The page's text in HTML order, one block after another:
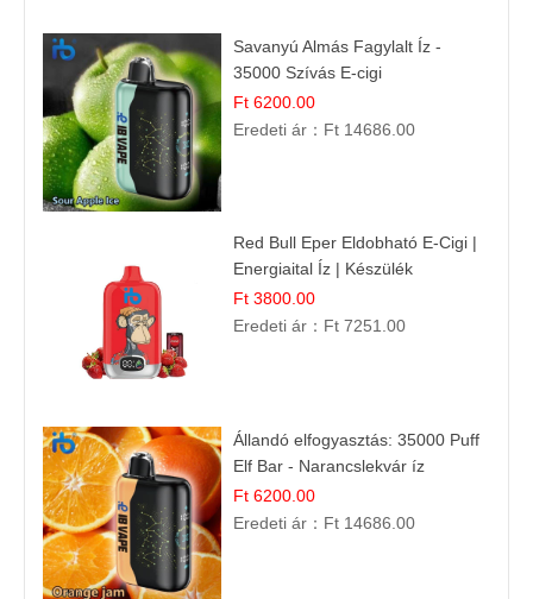
Savanyú Almás Fagylalt Íz -
35000 Szívás E-cigi
Ft 6200.00
Eredeti ár： Ft 14686.00
Red Bull Eper Eldobható E-Cigi |
Energiaital Íz | Készülék
Használat
Ft 3800.00
Eredeti ár： Ft 7251.00
Állandó elfogyasztás: 35000 Puff
Elf Bar - Narancslekvár íz
Ft 6200.00
Eredeti ár： Ft 14686.00